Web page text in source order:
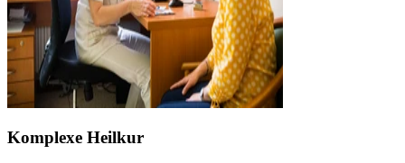
Komplexe Heilkur